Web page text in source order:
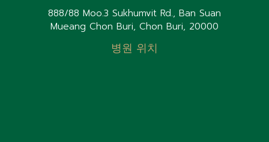
888/88 Moo.3 Sukhumvit Rd., Ban Suan
Mueang Chon Buri, Chon Buri, 20000
병원 위치